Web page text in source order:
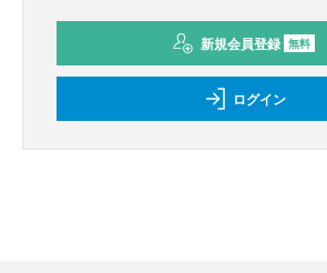
新規会員登録 無料
ログイン